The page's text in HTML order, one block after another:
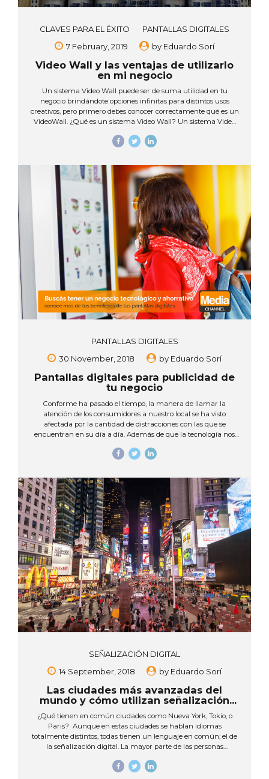
CLAVES PARA EL ÉXITO
PANTALLAS DIGITALES
7 February, 2019
by Eduardo Sorí
Video Wall y las ventajas de utilizarlo
en mi negocio
Un sistema Video Wall puede ser de suma utilidad en tu
negocio brindándote opciones infinitas para distintos usos
creativos, pero primero debes conocer correctamente qué es un
VideoWall. ¿Qué es un sistema Video Wall? Un sistema Video
monitores profesionales que se logran sincronizar para
VideoWall es formar una súper pantalla gigante sobre una
superficie elegida, dándole a los negocios una imagen de un
altísimo valor económico. Si se quiere mostrar...
PANTALLAS DIGITALES
30 November, 2018
by Eduardo Sorí
Pantallas digitales para publicidad de
tu negocio
Conforme ha pasado el tiempo, la manera de llamar la
atención de los consumidores a nuestro local se ha visto
afectada por la cantidad de distracciones con las que se
encuentran en su día a día. Además de que la tecnología nos
nuevas maneras de hacer un local innovador y más digital.
consumidores. Estas, además de mostrar el logotipo de la
marca, promociones, videoclips, información relevante, entre
otros mensajes publicitarios, nos ayudan a...
SEÑALIZACIÓN DIGITAL
14 September, 2018
by Eduardo Sorí
Las ciudades más avanzadas del
mundo y cómo utilizan señalización
¿Qué tienen en común ciudades como Nueva York, Tokio, o
Paris? Aunque en estas ciudades se hablan idiomas
totalmente distintos, todas tienen un lenguaje en común; el de
la señalización digital. La mayor parte de las personas
las imágenes de películas y de publicidad que proyectan, no